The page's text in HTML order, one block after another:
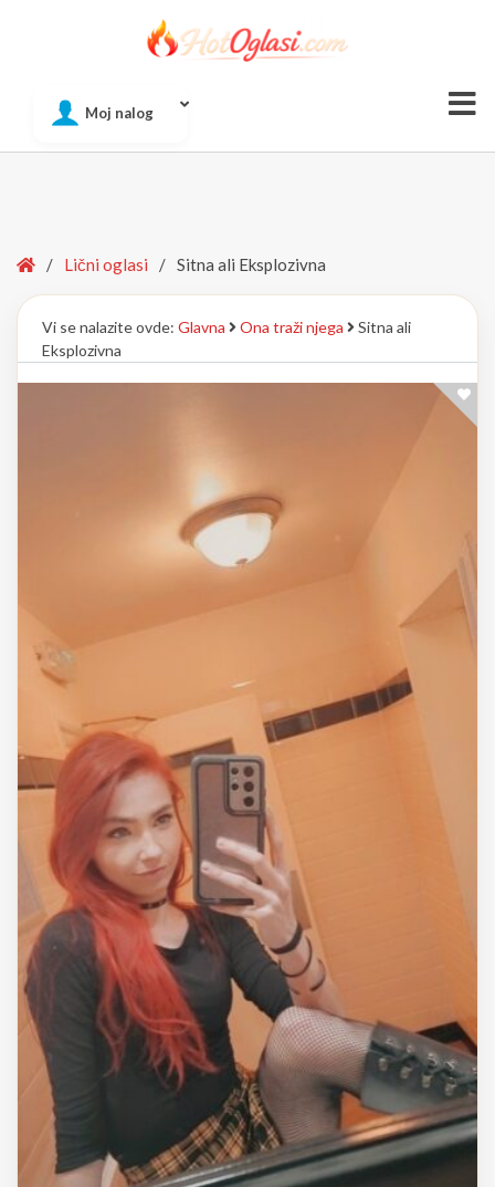
Moj nalog
Home
/ Lični oglasi / Sitna ali Eksplozivna
Vi se nalazite ovde: Glavna Ona traži njega
Sitna ali
Eksplozivna